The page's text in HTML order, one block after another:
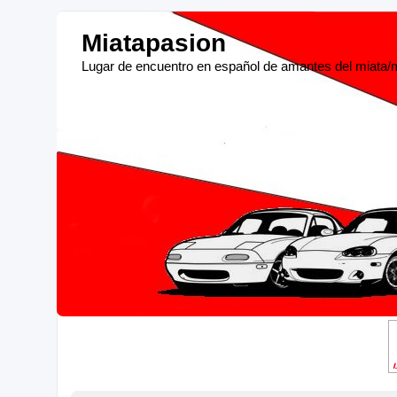
Miatapasion
Lugar de encuentro en español de amantes del miata/